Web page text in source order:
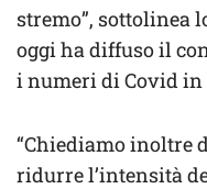
stremo”, sottolinea
oggi ha diffuso il
i numeri di Covid in
“Chiediamo inoltre
ridurre l’intensità